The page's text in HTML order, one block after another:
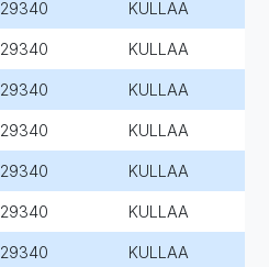
29340 KULLAA
29340 KULLAA
29340 KULLAA
29340 KULLAA
29340 KULLAA
29340 KULLAA
29340 KULLAA